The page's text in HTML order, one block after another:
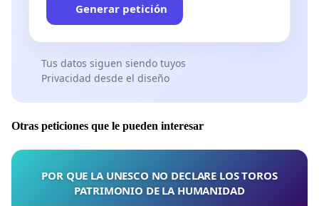
Generar petición
Tus datos siguen siendo tuyos
Privacidad desde el diseño
Otras peticiones que le pueden interesar
POR QUE LA UNESCO NO DECLARE LOS TOROS
PATRIMONIO DE LA HUMANIDAD